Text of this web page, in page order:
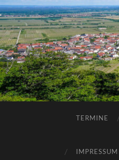
TERMINE
IMPRESSUM